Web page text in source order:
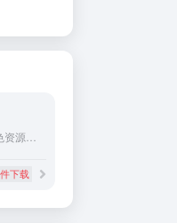
下载 # 手机游戏免费下载